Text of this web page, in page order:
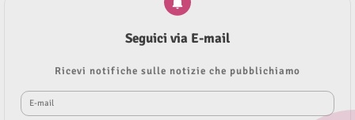
Seguici via E-mail
Ricevi notifiche sulle notizie che pubblichiamo